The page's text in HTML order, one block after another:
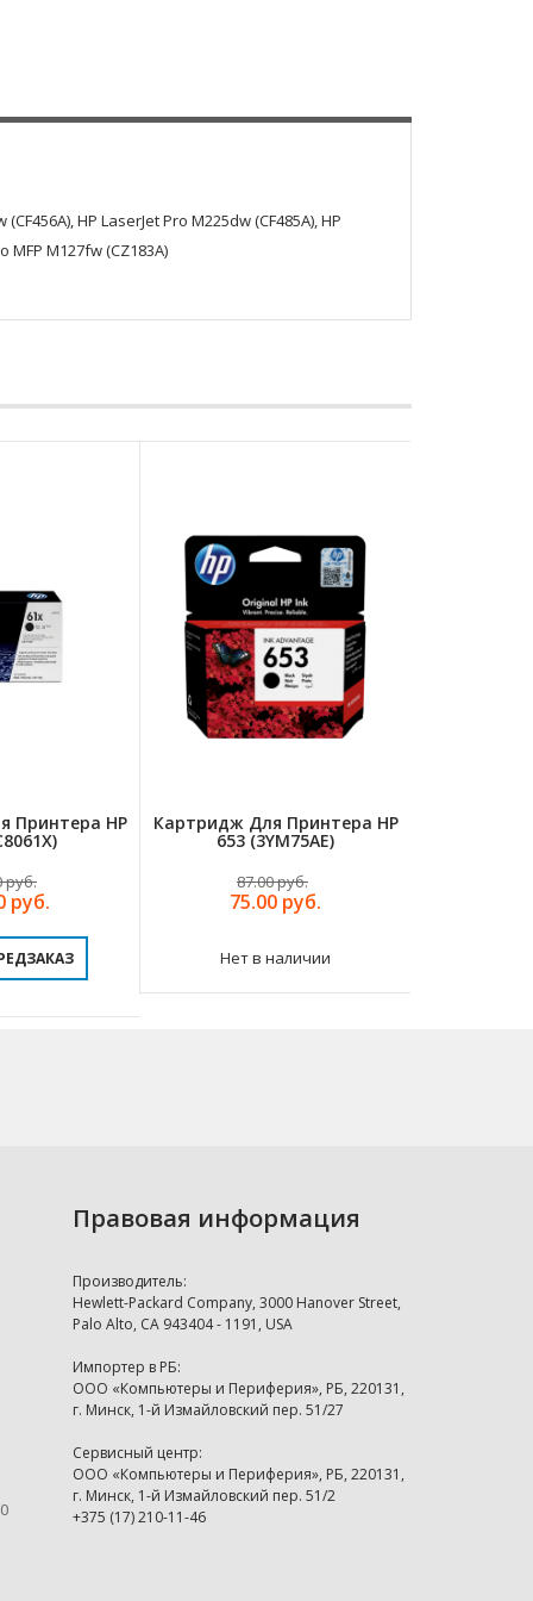
HP LaserJet Pro M225dw (CF485A), HP
MFP M127fw (CZ183A)
Принтера HP
руб.
руб.
Картридж Для Принтера HP
653 (3YM75AE)
87.00 руб.
75.00 руб.
Нет в наличии
Правовая информация
Производитель:
Hewlett-Packard Company, 3000 Hanover Street,
Palo Alto, CA 943404 - 1191, USA
Импортер в РБ:
ООО «Компьютеры и Периферия», РБ, 220131,
г. Минск, 1-й Измайловский пер. 51/27
Сервисный центр:
ООО «Компьютеры и Периферия», РБ, 220131,
г. Минск, 1-й Измайловский пер. 51/2
+375 (17) 210-11-46